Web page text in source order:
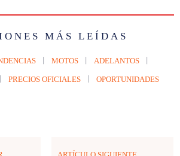
MÁS LEÍDAS
MOTOS ADELANTOS
PRECIOS OFICIALES OPORTUNIDADES